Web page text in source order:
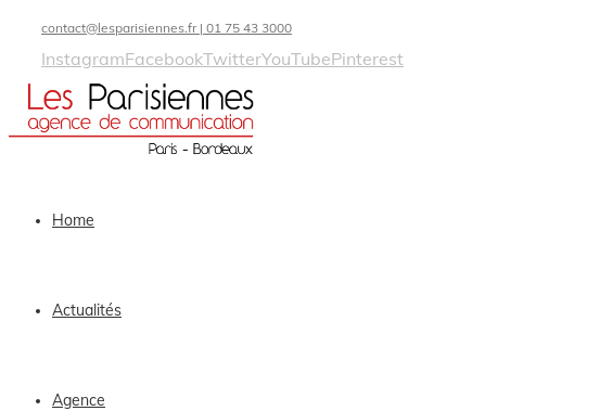
contact@lesparisiennes.fr | 01 75 43 3000
InstagramFacebookTwitterYouTubePinterest
Home
Actualités
Agence